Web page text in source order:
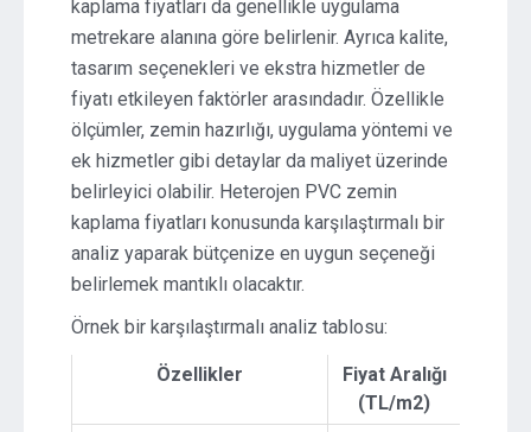
kaplama fiyatları da genellikle uygulama
metrekare alanına göre belirlenir. Ayrıca kalite,
tasarım seçenekleri ve ekstra hizmetler de
fiyatı etkileyen faktörler arasındadır. Özellikle
ölçümler, zemin hazırlığı, uygulama yöntemi ve
ek hizmetler gibi detaylar da maliyet üzerinde
belirleyici olabilir. Heterojen PVC zemin
kaplama fiyatları konusunda karşılaştırmalı bir
analiz yaparak bütçenize en uygun seçeneği
belirlemek mantıklı olacaktır.
Örnek bir karşılaştırmalı analiz tablosu:
Özellikler
Fiyat Aralığı
(TL/m2)